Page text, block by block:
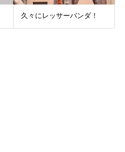
久々にレッサーパンダ！